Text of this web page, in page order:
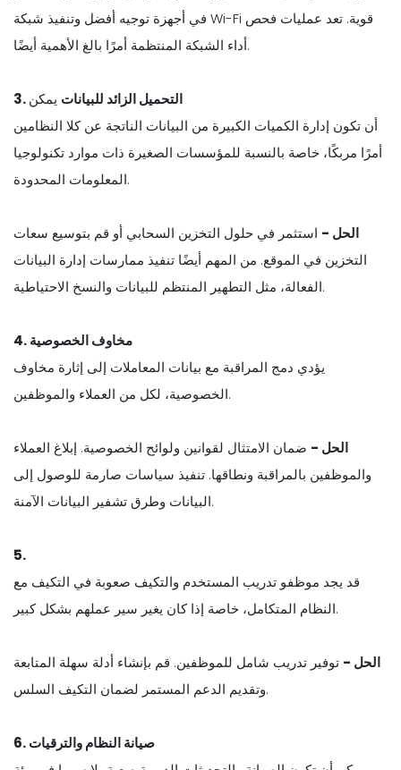
في أجهزة توجيه أفضل وتنفيذ شبكة Wi-Fi قوية. تعد عمليات فحص
أداء الشبكة المنتظمة أمرًا بالغ الأهمية أيضًا.
3. التحميل الزائد للبيانات يمكن
أن تكون إدارة الكميات الكبيرة من البيانات الناتجة عن كلا النظامين
أمرًا مربكًا، خاصة بالنسبة للمؤسسات الصغيرة ذات موارد تكنولوجيا
المعلومات المحدودة.
الحل - استثمر في حلول التخزين السحابي أو قم بتوسيع سعات
التخزين في الموقع. من المهم أيضًا تنفيذ ممارسات إدارة البيانات
الفعالة، مثل التطهير المنتظم للبيانات والنسخ الاحتياطية.
4. مخاوف الخصوصية
يؤدي دمج المراقبة مع بيانات المعاملات إلى إثارة مخاوف
الخصوصية، لكل من العملاء والموظفين.
الحل - ضمان الامتثال لقوانين ولوائح الخصوصية. إبلاغ العملاء
والموظفين بالمراقبة ونطاقها. تنفيذ سياسات صارمة للوصول إلى
البيانات وطرق تشفير البيانات الآمنة.
5.
قد يجد موظفو تدريب المستخدم والتكيف صعوبة في التكيف مع
النظام المتكامل، خاصة إذا كان يغير سير عملهم بشكل كبير.
الحل - توفير تدريب شامل للموظفين. قم بإنشاء أدلة سهلة المتابعة
وتقديم الدعم المستمر لضمان التكيف السلس.
6. صيانة النظام والترقيات